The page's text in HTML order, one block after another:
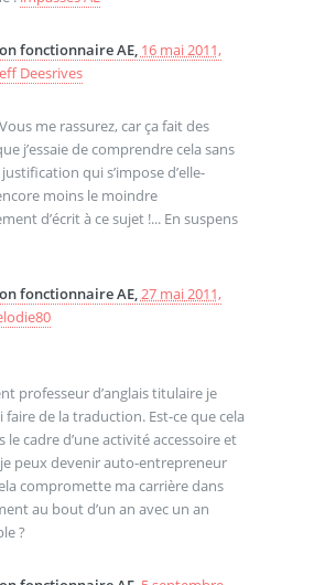
fonctionnaire AE, 16 mai 2011,
Deesrives
me rassurez, car ça fait des
j’essaie de comprendre cela sans
qui s’impose d’elle-
moins le moindre
d’écrit à ce sujet !... En suspens
fonctionnaire AE,27 mai 2011,
professeur d’anglais titulaire je
de la traduction. Est-ce que cela
le cadre d’une activité accessoire et
peux devenir auto-entrepreneur
compromette ma carrière dans
au bout d’un an avec un an
?